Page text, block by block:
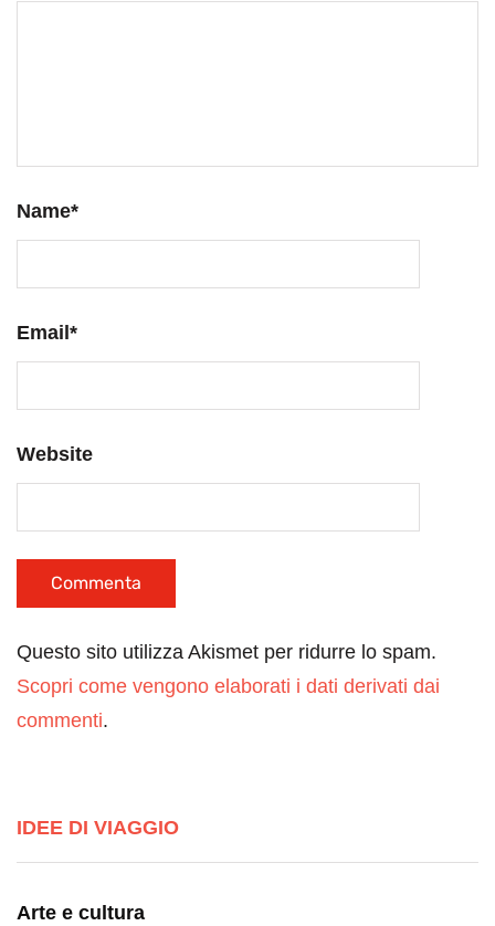
Name*
Email *
Website
Questo sito utilizza Akismet per ridurre lo spam.
Scopri come vengono elaborati i dati derivati dai
commenti.
IDEE DI VIAGGIO
Arte e cultura